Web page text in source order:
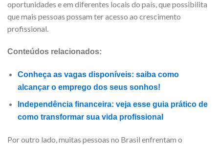
oportunidades e em diferentes locais do país, que possibilita
que mais pessoas possam ter acesso ao crescimento
profissional.
Conteúdos relacionados:
Conheça as vagas disponíveis: saiba como
alcançar o emprego dos seus sonhos!
Independência financeira: veja esse guia prático de
como transformar sua vida profissional
Por outro lado, muitas pessoas no Brasil enfrentam o